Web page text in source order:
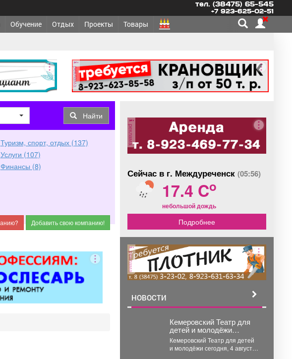
тел. (38475) 65-545
+7 923-625-02-51
Обучение Отдых Проекты Товары
реклама
Найти
Туризм, спорт, отдых (137)
Услуги (107)
Финансы (8)
реклама
Сейчас в г. Междуреченск (05:56)
17.4 Co
небольшой дождь
Подробнее
реклама
НОВОСТИ
Кемеровский Театр для
детей и молодёжи
представит спектакль в
Москве
Кемеровский Театр для детей
и молодёжи сегодня, 4 августа,